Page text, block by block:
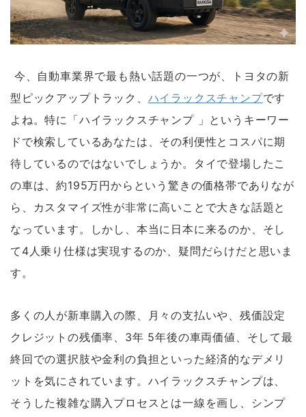
今、自動車業界で最も熱い話題の一つが、トヨタの新
型ピックアップトラック、 ハイラックスチャンプです
よね。特に「ハイラックスチャンプ 」というキーワー
ドで検索しているあなたは、その利便性とコスパに期
待しているのではないでしょうか。タイで登場したこ
の車は、約195万円からという驚きの価格帯でありなが
ら、カスタマイズ性が非常に高いことで大きな話題と
なっています。しかし、本当に日本に来るのか、そし
て4人乗り仕様は実現するのか、疑問だらけだと思いま
す。
多くの人が新車購入の際、月々の支払いや、残価設定
クレジットの残価率、3年 5年後の車両価値、そして最
終回での選択肢や金利の負担といった経済的なデメリ
ットを気にされています。ハイラックスチャンプは、
そうした複雑な購入プロセスとは一線を画し、シンプ